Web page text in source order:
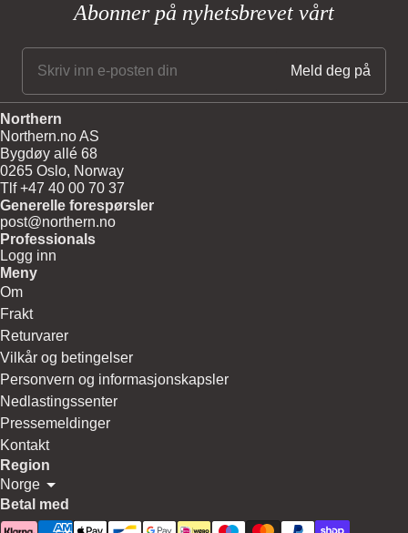
Abonner på nyhetsbrevet vårt
Northern
Northern.no AS
Bygdøy allé 68
0265 Oslo, Norway
Tlf +47 40 00 70 37
Generelle forespørsler
post@northern.no
Professionals
Logg inn
Meny
Om
Frakt
Returvarer
Vilkår og betingelser
Personvern og informasjonskapsler
Nedlastingssenter
Pressemeldinger
Kontakt
Region
Norge
Betal med